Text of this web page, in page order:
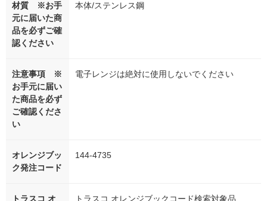
材質 ※お手
元に届いた商
品を必ずご確
認ください
本体/ステンレス鋼
注意事項 ※
お手元に届い
た商品を必ず
ご確認くださ
い
電子レンジは絶対に使用しないでください
オレンジブッ
ク発注コード
144-4735
トラスコ オ トラスコ オレンジブックコード検索対象品